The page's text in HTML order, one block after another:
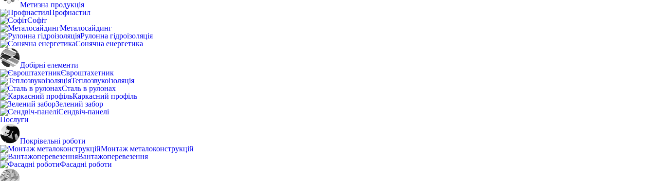
Метизна продукція
Профнастил
Софіт
Металосайдинг
Рулонна гідроізоляція
Сонячна енергетика
Добірні елементи
Євроштахетник
Теплозвукоізоляція
Сталь в рулонах
Каркасний профіль
Зелений забор
Сендвіч-панелі
Послуги
Покрівельні роботи
Монтаж металоконструкцій
Вантажоперевезення
Фасадні роботи